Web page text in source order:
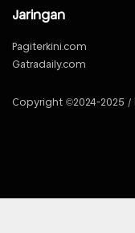
Jaringan
Pagiterkini.com
Gatradaily.com
Copyright ©2024-2025 /